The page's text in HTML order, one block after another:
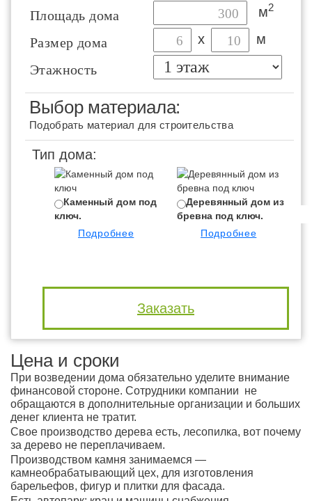
Площадь дома м2
Размер дома х м
Этажность
Выбор материала:
Подобрать материал для строительства
Тип дома:
Каменный дом под
ключ.
Подробнее
Деревянный дом из
бревна под ключ.
Подробнее
Заказать
Цена и сроки
При возведении дома обязательно уделите внимание
финансовой стороне. Сотрудники компании не
обращаются в дополнительные организации и больших
денег клиента не тратит.
Свое производство дерева есть, лесопилка, вот почему
за дерево не переплачиваем.
Производством камня занимаемся —
камнеобрабатывающий цех, для изготовления
барельефов, фигур и плитки для фасада.